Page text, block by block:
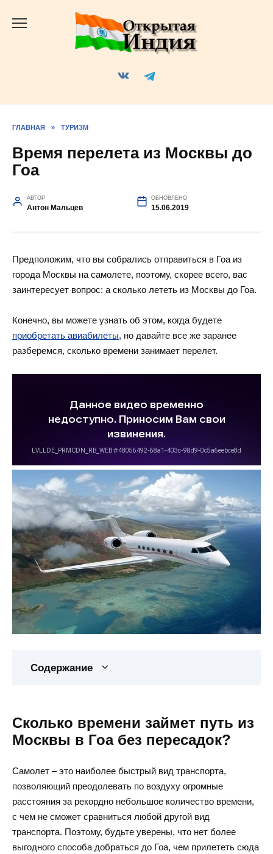
ГЛАВНАЯ » ТУРИЗМ
Время перелета из Москвы до
Гоа
АВТОР
Антон Мальцев
ОБНОВЛЕНО
15.06.2019
Предположим, что вы собрались отправиться в Гоа из
города Москвы на самолете, поэтому, скорее всего, вас
заинтересует вопрос: а сколько лететь из Москвы до Гоа.
Конечно, вы можете узнать об этом, когда будете
приобретать авиабилеты, но давайте все же заранее
разберемся, сколько времени занимает перелет.
Содержание
Сколько времени займет путь из
Москвы в Гоа без пересадок?
Самолет – это наиболее быстрый вид транспорта,
позволяющий преодолевать по воздуху огромные
расстояния за рекордно небольшое количество времени,
с чем не сможет сравниться любой другой вид
транспорта. Поэтому, будьте уверены, что нет более
выгодного способа добраться до Гоа, чем прилететь сюда